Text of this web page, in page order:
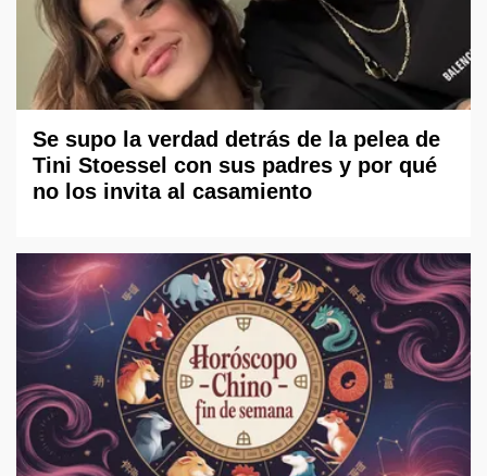
Se supo la verdad detrás de la pelea de
Tini Stoessel con sus padres y por qué
no los invita al casamiento